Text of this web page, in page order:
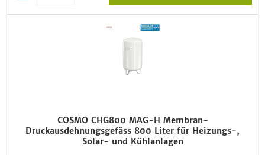
COSMO CHG800 MAG-H Membran-
Druckausdehnungsgefäss 800 Liter für Heizungs-,
Solar- und Kühlanlagen